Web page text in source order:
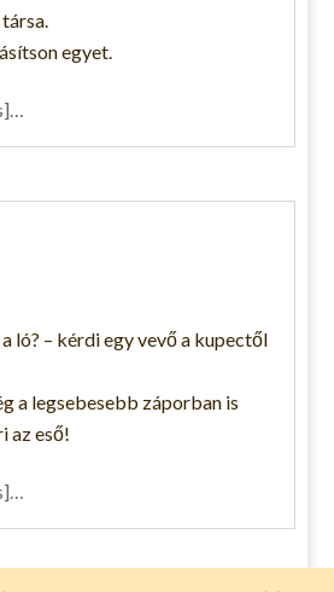
egyet.
ló? – kérdi egy vevő a kupectől
a legsebesebb záporban is
az eső!